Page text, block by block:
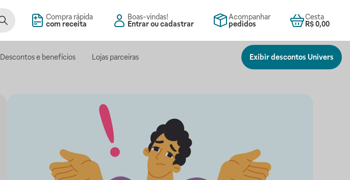
Compra rápida
com receita
Boas-vindas!
Entrar ou cadastrar
Acompanhar
pedidos
Cesta
R$ 0,00
Descontos e benefícios Lojas parceiras Exibir descontos Univers